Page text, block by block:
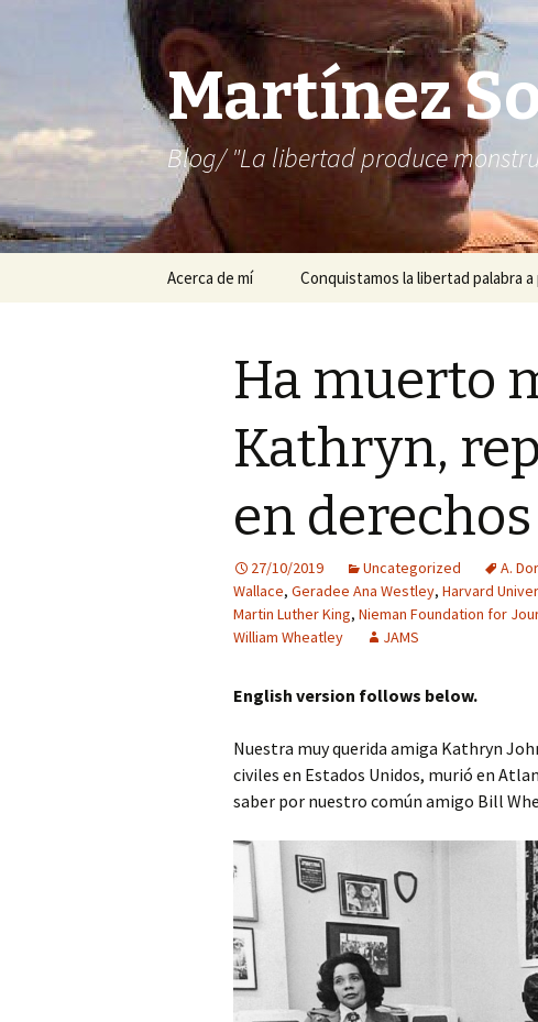
Martínez
Blog/ "La libertad produce
Saltar
Acerca de mí Conquistamos la libertad palabra a
Ha muerto
Kathryn,
en
27/10/2019 Uncategorized A.
Wallace, Geradee Ana Westley, Harvard
Martin Luther King, Nieman Foundation for
William Wheatley
JAMS
English version follows below.
Nuestra muy querida amiga Kathryn
civiles en Estados Unidos, murió en
saber por nuestro común amigo Bill